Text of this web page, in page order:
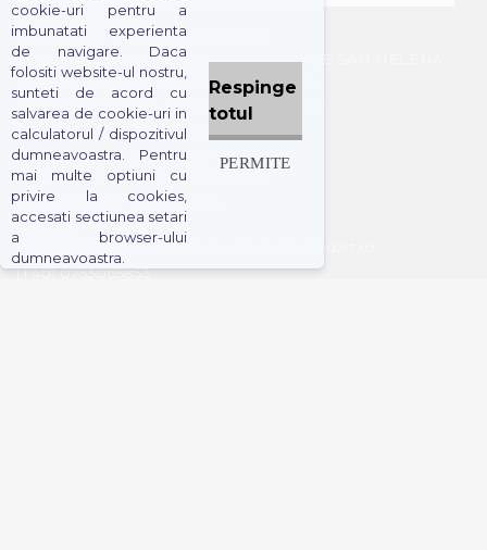
cookie-uri pentru a
imbunatati experienta
de navigare. Daca
folositi website-ul nostru,
sunteti de acord cu
salvarea de cookie-uri in
calculatorul / dispozitivul
dumneavoastra. Pentru
mai multe optiuni cu
privire la cookies,
accesati sectiunea setari
a browser-ului
dumneavoastra.
Respinge
totul
PERMITE
Categorii produse
JOCURI DE SOCIETATE HELENA
JOCURI DE TABLE HELENA JOCURI DE SAH HELENA
JOCURI DE REMI HELENA KENDAMA
JOCURI DE TABLE DUMBO WOOD ART
CEASURI DUMBO WOOD ART
ACCESORII SI JOCURI DIN LEMN
JOCURI DE SOCIETATE MEDIAS
ARTICOLE DE BUCATARIE
Contact
Petru Corban S.R.L. office@helenawoodart.ro
(+40) 0753065853